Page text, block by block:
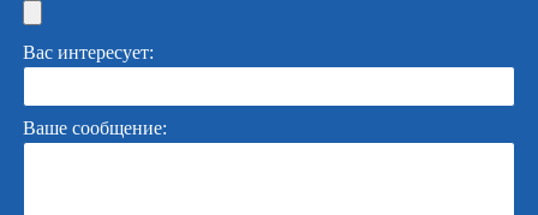
Вас интересует:
Ваше сообщение: